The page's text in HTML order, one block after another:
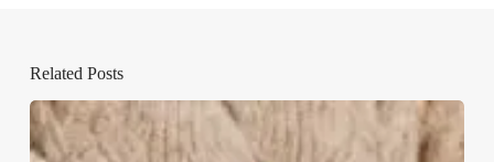
Related Posts